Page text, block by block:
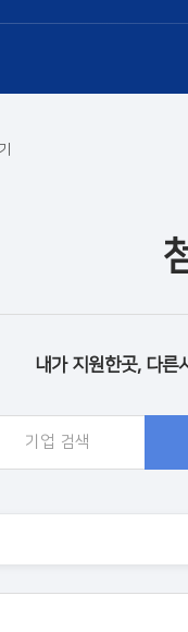
내가 지원한곳, 다른
기업 검색